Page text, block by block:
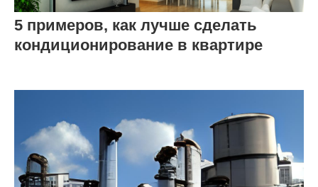
5 примеров, как лучше сделать
кондиционирование в квартире